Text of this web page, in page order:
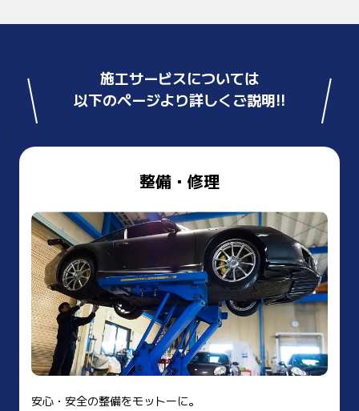
施工サービスについては
以下のページより詳しくご説明!!
整備・修理
安心・安全の整備をモットーに。